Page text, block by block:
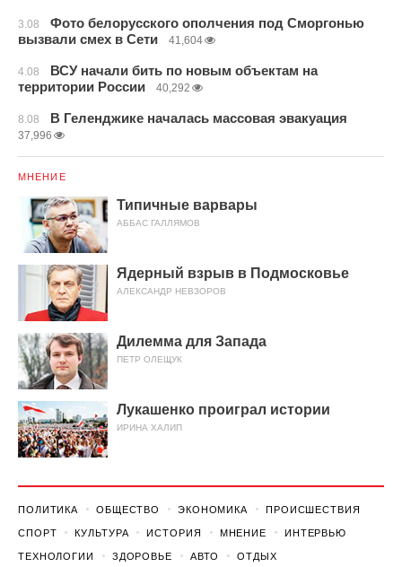
3.08
Фото белорусского ополчения под Сморгонью
вызвали смех в Сети
41,604
4.08
ВСУ начали бить по новым объектам на
территории России
40,292
8.08 В Геленджике началась массовая эвакуация
37,996
МНЕНИЕ
Типичные варвары
АББАС ГАЛЛЯМОВ
Ядерный взрыв в Подмосковье
АЛЕКСАНДР НЕВЗОРОВ
Дилемма для Запада
ПЕТР ОЛЕЩУК
Лукашенко проиграл истории
ИРИНА ХАЛИП
ПОЛИТИКА ОБЩЕСТВО ЭКОНОМИКА ПРОИСШЕСТВИЯ
СПОРТ КУЛЬТУРА ИСТОРИЯ МНЕНИЕ ИНТЕРВЬЮ
ТЕХНОЛОГИИ ЗДОРОВЬЕ АВТО ОТДЫХ